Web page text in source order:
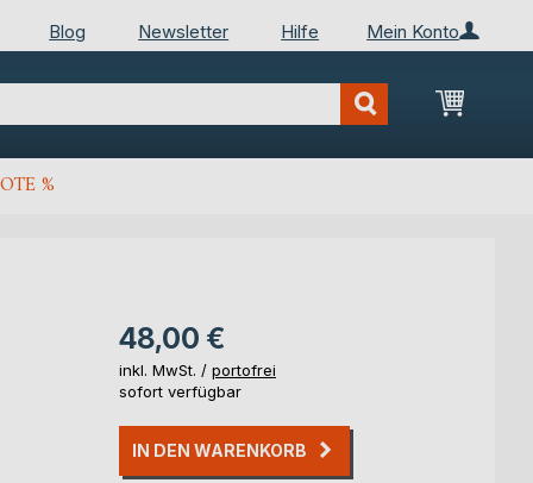
Mein Konto
Blog Newsletter Hilfe
Mein
%
48,00 €
inkl. MwSt. / portofrei
sofort verfügbar
IN DEN WARENKORB